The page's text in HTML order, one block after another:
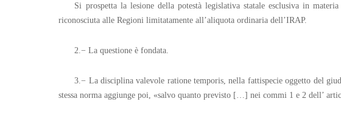
Si prospetta la lesione della potestà legislativa statale esclusiva in
riconosciuta alle Regioni limitatamente all’aliquota ordinaria dell’IRAP.
2.− La questione è fondata.
3.− La disciplina valevole ratione temporis, nella fattispecie oggetto del
stessa norma aggiunge poi, «salvo quanto previsto […] nei commi 1 e 2 dell’